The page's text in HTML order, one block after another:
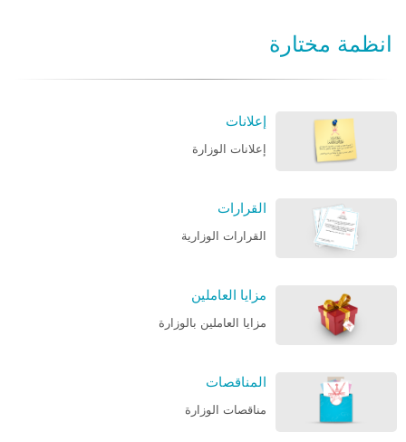
انظمة مختارة
إعلانات
إعلانات الوزارة
القرارات
القرارات الوزارية
مزايا العاملين
مزايا العاملين بالوزارة
المناقصات
مناقصات الوزارة